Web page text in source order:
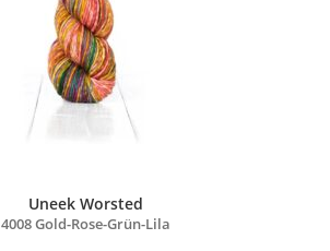
Uneek Worsted
4008 Gold-Rose-Grün-Lila